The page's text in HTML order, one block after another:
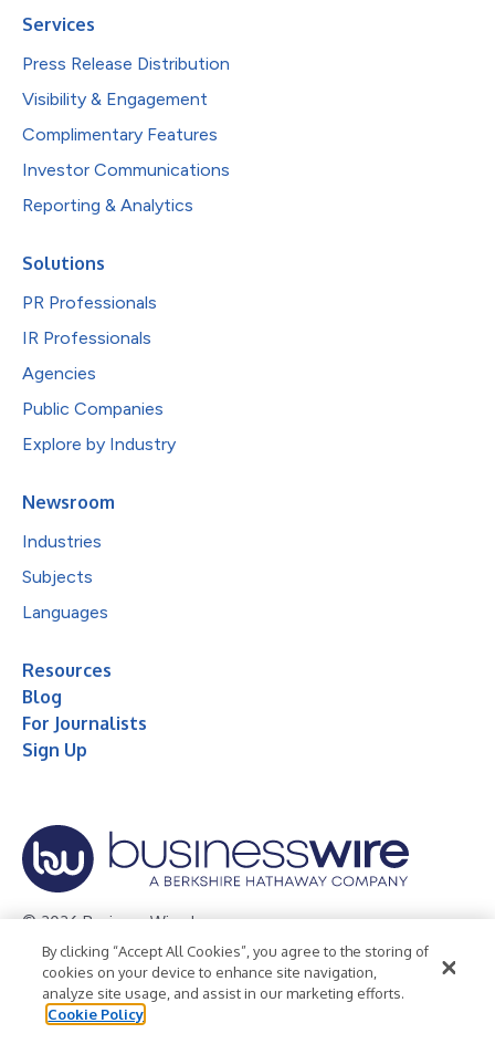
Services
Press Release Distribution
Visibility & Engagement
Complimentary Features
Investor Communications
Reporting & Analytics
Solutions
PR Professionals
IR Professionals
Agencies
Public Companies
Explore by Industry
Newsroom
Industries
Subjects
Languages
Resources
Blog
For Journalists
Sign Up
© 2026 Business Wire, Inc.
Privacy Policy Cookie Policy
Accessibility Statement
Terms of Use
Legal
By clicking “Accept All Cookies”, you agree to the storing of
cookies on your device to enhance site navigation,
analyze site usage, and assist in our marketing efforts.
Cookie Policy